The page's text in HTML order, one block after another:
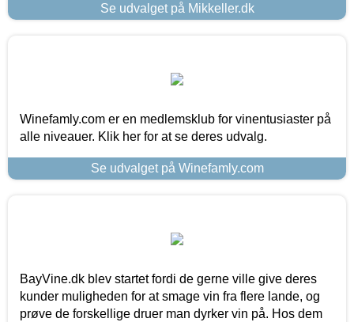
Se udvalget på Mikkeller.dk
Winefamly.com er en medlemsklub for vinentusiaster på
alle niveauer. Klik her for at se deres udvalg.
Se udvalget på Winefamly.com
BayVine.dk blev startet fordi de gerne ville give deres
kunder muligheden for at smage vin fra flere lande, og
prøve de forskellige druer man dyrker vin på. Hos dem